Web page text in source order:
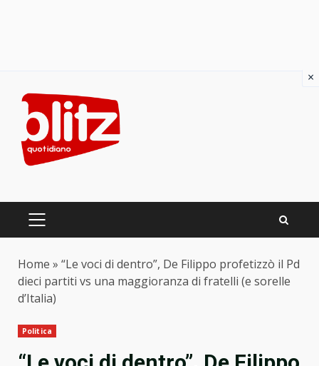
content
PRIMARY
Home » “Le voci di dentro”, De Filippo profetizzò il Pd
dieci partiti vs una maggioranza di fratelli (e sorelle
d’Italia)
Politica
×